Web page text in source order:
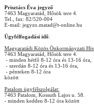
Prisztács Éva jegyző
7463 Magyaratád, Hősök tere 4.
Tel., fax: 82/520-004
E-mail: jegyzo.matad@t-online.hu
Ügyfélfogadási idő:
Magyaratádi Közös Önkormányzati
7463 Magyaratád, Hősök tere 4.
- minden hétfő 8-12 óra és 13-16 óra,
- szerdán 8-12 óra és 13-16 óra,
- pénteken 8-12 óra
között
Patalom ügyfélszolgálat:
7463 Patalom, Kossuth Lajos u. 58.
- minden kedden 8-12 óra között